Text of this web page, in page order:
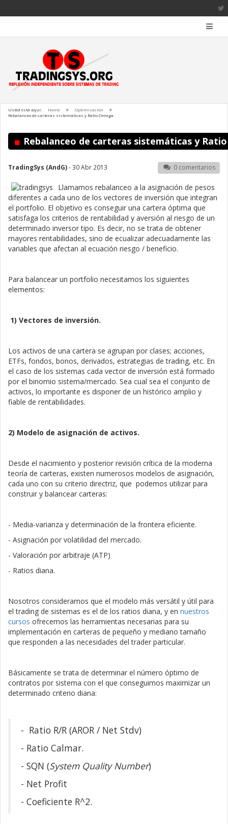
Usted está aquí: Home
Optimización
Rebalanceo de carteras sistemáticas y Ratio Omega.
Rebalanceo de carteras sistemáticas y
TradingSys (AndG)- 30 Abr 2013 0 comentarios
Llamamos rebalanceo a la asignación de pesos
diferentes a cada uno de los vectores de inversión que integran
el portfolio. El objetivo es conseguir una cartera óptima que
satisfaga los criterios de rentabilidad y aversión al riesgo de un
determinado inversor tipo. Es decir, no se trata de obtener
mayores rentabilidades, sino de ecualizar adecuadamente las
variables que afectan al ecuación riesgo / beneficio.
Para balancear un portfolio necesitamos los siguientes
elementos:
1) Vectores de inversión.
Los activos de una cartera se agrupan por clases; acciones,
ETFs, fondos, bonos, derivados, estrategias de trading, etc. En
el caso de los sistemas cada vector de inversión está formado
por el binomio sistema/mercado. Sea cual sea el conjunto de
activos, lo importante es disponer de un histórico amplio y
fiable de rentabilidades.
2) Modelo de asignación de activos.
Desde el nacimiento y posterior revisión crítica de la moderna
teoría de carteras, existen numerosos modelos de asignación,
cada uno con su criterio directriz, que podemos utilizar para
construir y balancear carteras:
- Media-varianza y determinación de la frontera eficiente.
- Asignación por volatilidad del mercado.
- Valoración por arbitraje (ATP)
- Ratios diana.
Nosotros consideramos que el modelo más versátil y útil para
el trading de sistemas es el de los ratios diana, y en nuestros
cursos ofrecemos las herramientas necesarias para su
implementación en carteras de pequeño y mediano tamaño
que responden a las necesidades del trader particular.
Básicamente se trata de determinar el número óptimo de
contratos por sistema con el que conseguimos maximizar un
determinado criterio diana:
- Ratio R/R (AROR / Net Stdv)
- Ratio Calmar.
- SQN (System Quality Number)
- Net Profit
- Coeficiente R^2.